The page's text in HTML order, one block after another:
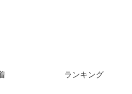
ランキング